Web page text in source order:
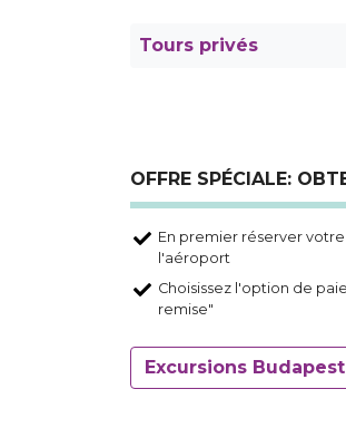
Tours privés
OFFRE SPÉCIALE:
En premier réserver
l'aéroport
Choisissez l'option de
remise"
Excursions Budapest